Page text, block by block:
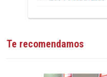
Te recomendamos